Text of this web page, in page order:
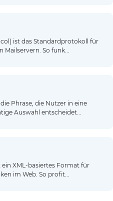
ist das Standardprotokoll für
So funk...
Phrase, die Nutzer in eine
Auswahl entscheidet...
ein XML-basiertes Format für
im Web. So profit...